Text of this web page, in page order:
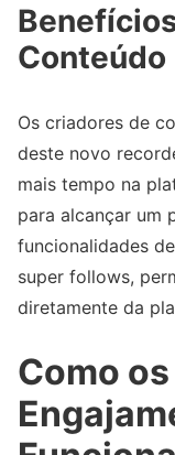
Conteúdo
Os criadores de
deste novo
mais tempo na
para alcançar um
funcionalidades
super follows,
diretamente da
Como